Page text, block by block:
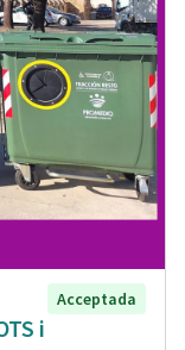
i
Acceptada